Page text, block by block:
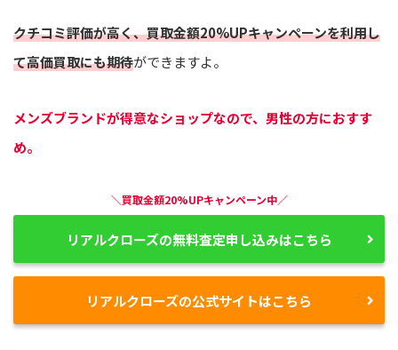
クチコミ評価が高く、買取金額20%UPキャンペーンを利用し
て高価買取にも期待ができますよ。
メンズブランドが得意なショップなので、男性の方におすす
め。
＼買取金額20%UPキャンペーン中／
リアルクローズの無料査定申し込みはこちら
リアルクローズの公式サイトはこちら